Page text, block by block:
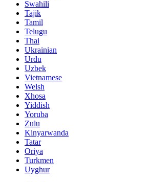
Swahili
Tajik
Tamil
Telugu
Thai
Ukrainian
Urdu
Uzbek
Vietnamese
Welsh
Xhosa
Yiddish
Yoruba
Zulu
Kinyarwanda
Tatar
Oriya
Turkmen
Uyghur